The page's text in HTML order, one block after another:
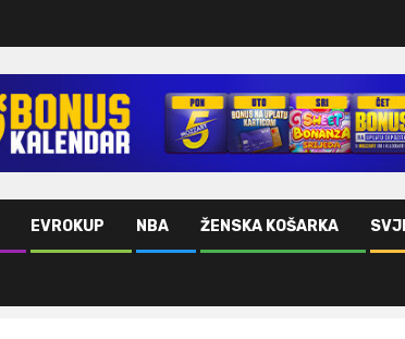
EVROKUP NBA ŽENSKA KOŠARKA